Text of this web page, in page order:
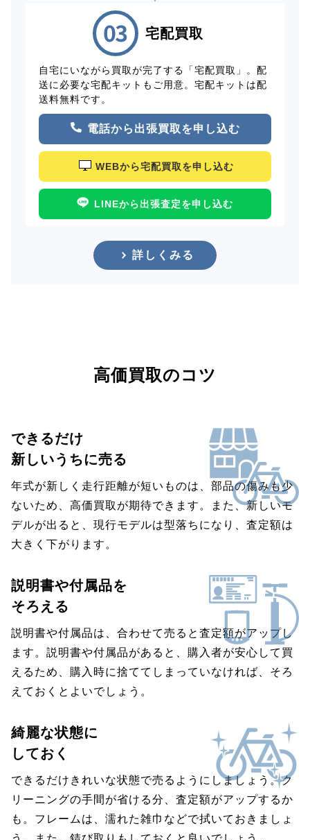
宅配買取
自宅にいながら買取が完了する「宅配買取」。配
送に必要な宅配キットもご用意。宅配キットは配
送料無料です。
電話から出張買取を申し込む
WEBから宅配買取を申し込む
LINEから出張査定を申し込む
詳しくみる
高価買取のコツ
できるだけ
新しいうちに売る
年式が新しく走行距離が短いものは、部品の傷みも少
ないため、高価買取が期待できます。また、新しいモ
デルが出ると、現行モデルは型落ちになり、査定額は
大きく下がります。
説明書や付属品を
そろえる
説明書や付属品は、合わせて売ると査定額がアップし
ます。説明書や付属品があると、購入者が安心して買
えるため、購入時に捨ててしまっていなければ、そろ
えておくとよいでしょう。
綺麗な状態に
しておく
できるだけきれいな状態で売るようにしましょう。ク
リーニングの手間が省ける分、査定額がアップするか
も。フレームは、濡れた雑巾などで拭いておきましょ